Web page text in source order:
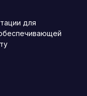
для